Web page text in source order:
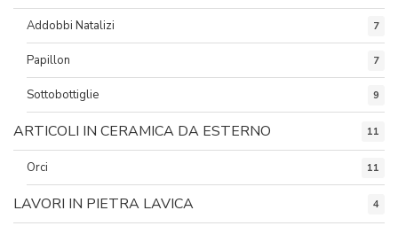
Addobbi Natalizi 7
Papillon 7
Sottobottiglie 9
ARTICOLI IN CERAMICA DA ESTERNO 11
Orci 11
LAVORI IN PIETRA LAVICA 4